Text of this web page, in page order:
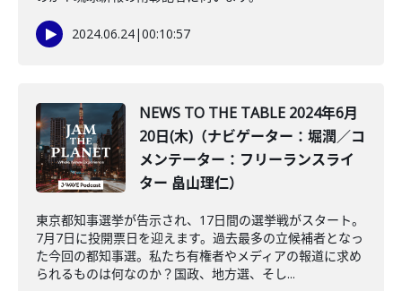
2024.06.24|00:10:57
NEWS TO THE TABLE 2024年6月
20日(木)（ナビゲーター：堀潤／コ
メンテーター：フリーランスライ
ター 畠山理仁）
東京都知事選挙が告示され、17日間の選挙戦がスタート。
7月7日に投開票日を迎えます。過去最多の立候補者となっ
た今回の都知事選。私たち有権者やメディアの報道に求め
られるものは何なのか？国政、地方選、そし...